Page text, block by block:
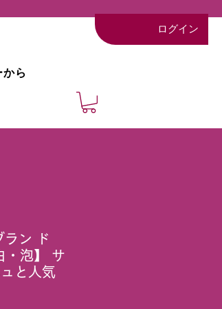
ログイン
ら
ン ド
泡】 サ
と人気